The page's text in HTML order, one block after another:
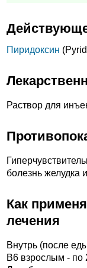
Пиридоксин
Раствор для
болезнь желудка
Как
лечения
Внутрь (после
B6 взрослым - по